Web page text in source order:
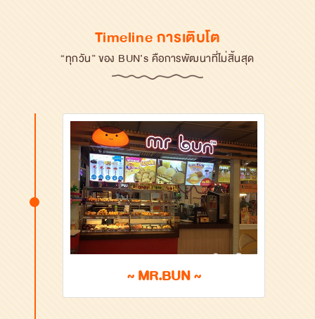
Timeline การเติบโต
“ทุกวัน” ของ BUN’s คือการพัฒนาที่ไม่สิ้นสุด
~ MR.BUN ~